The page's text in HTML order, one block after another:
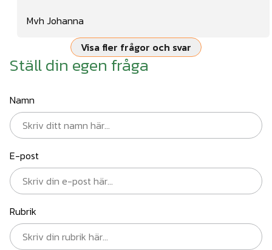
Mvh Johanna
Visa fler frågor och svar
Ställ din egen fråga
Namn
E-post
Rubrik